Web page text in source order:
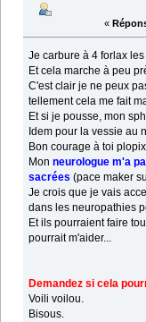
«
Je carbure à 4 forlax
Et cela marche à peu
C'est clair je ne peux
tellement cela me fait
Et si je pousse, mon
Idem pour la vessie au
Bon courage à toi
Monneurologue m'a
sacrées (pace maker
Je crois que je vais
dans les neuropathies
Et ils pourraient faire
pourrait m'aider...
Demandez si cela
Voili voilou.
Bisous.